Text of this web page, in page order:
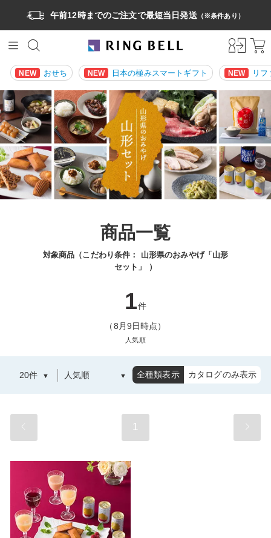
午前12時までのご注文で最短当日発送（※条件あり）
NEW おせち NEW 日本の極みスマートギフト NEW リ
商品一覧
対象商品（こだわり条件： 山形県のおみやげ「山形
セット」
）
1件
（8月9日時点）
人気順
全種類表示 カタログのみ表示
1